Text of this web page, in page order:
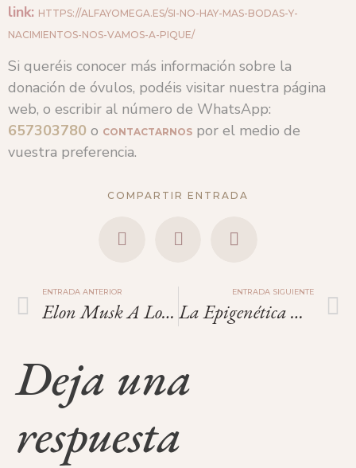
link: HTTPS://ALFAYOMEGA.ES/SI-NO-HAY-MAS-BODAS-Y-
NACIMIENTOS-NOS-VAMOS-A-PIQUE/
Si queréis conocer más información sobre la
donación de óvulos, podéis visitar nuestra página
web, o escribir al número de WhatsApp:
657303780 o CONTACTARNOS por el medio de
vuestra preferencia.
COMPARTIR ENTRADA
ENTRADA ANTERIOR
Elon Musk A Los Italianos: ¡os Estáis Extinguiendo!
ENTRADA SIGUIENTE
La Epigenética Y La Donación De Óvulos.
Deja una
respuesta